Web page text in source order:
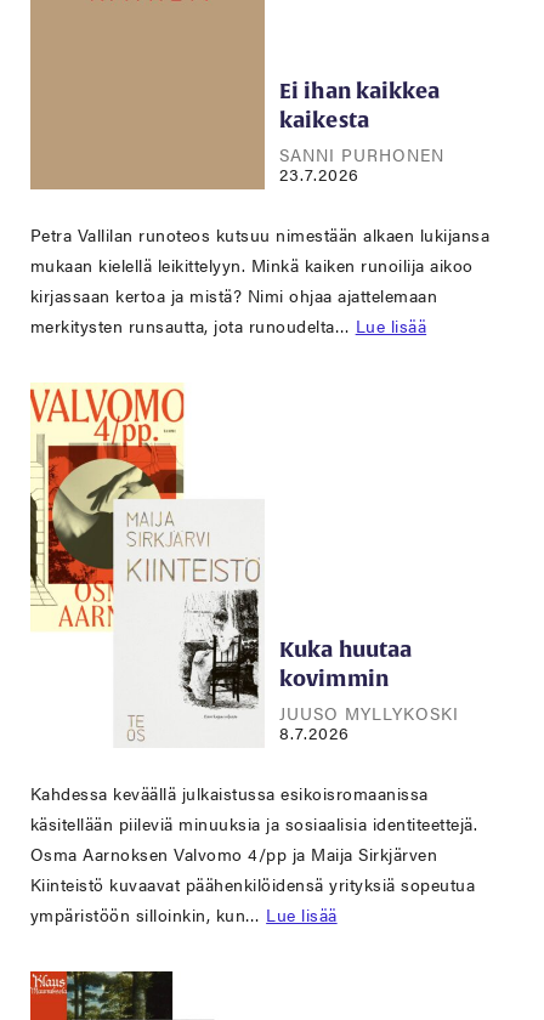
Ei ihan kaikkea
kaikesta
SANNI PURHONEN
23.7.2026
Petra Vallilan runoteos kutsuu nimestään alkaen lukijansa
mukaan kielellä leikittelyyn. Minkä kaiken runoilija aikoo
kirjassaan kertoa ja mistä? Nimi ohjaa ajattelemaan
merkitysten runsautta, jota runoudelta… Lue lisää
Kuka huutaa
kovimmin
JUUSO MYLLYKOSKI
8.7.2026
Kahdessa keväällä julkaistussa esikoisromaanissa
käsitellään piileviä minuuksia ja sosiaalisia identiteettejä.
Osma Aarnoksen Valvomo 4/pp ja Maija Sirkjärven
Kiinteistö kuvaavat päähenkilöidensä yrityksiä sopeutua
ympäristöön silloinkin, kun… Lue lisää